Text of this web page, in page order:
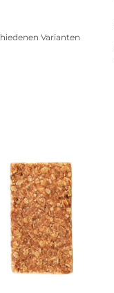
Varianten